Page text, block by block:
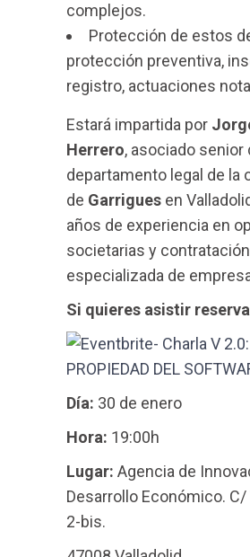
complejos.
Protección de estos
protección preventiva,
registro, actuaciones
Estará impartida por
Herrero, asociado senior
departamento legal de la
de Garrigues en
años de experiencia en
societarias y contratación
especializada de
Si quieres asistir
Día: 30 de enero
Hora: 19:00h
Lugar: Agencia de
Desarrollo Económico. C/
2-bis.